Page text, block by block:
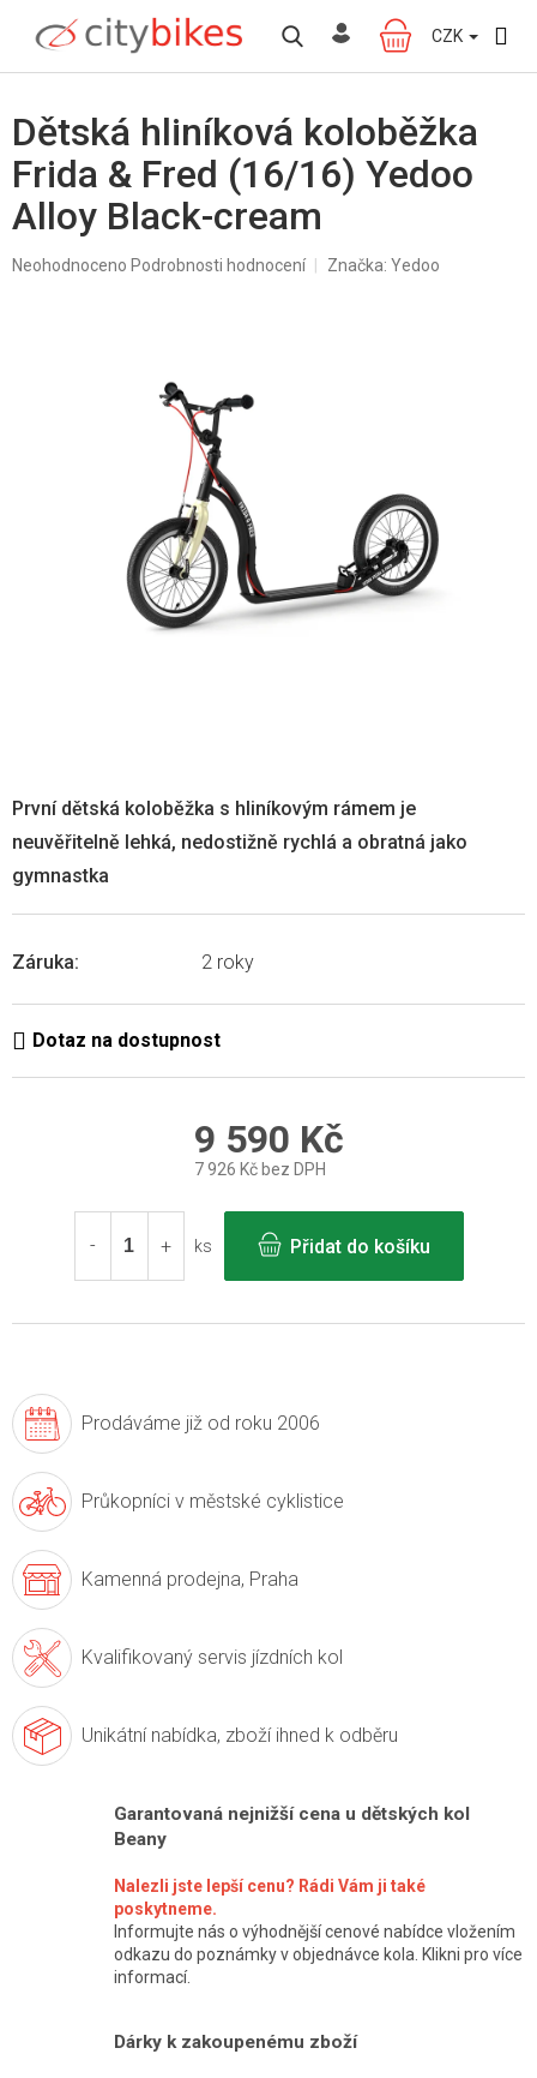
obsah
NÁKUPNÍ
KOŠÍK
CZK
Dětská hliníková koloběžka
Frida & Fred (16/16) Yedoo
Alloy Black-cream
Průměrné
Neohodnoceno Podrobnosti hodnocení Značka: Yedoo
Záruka: 2 roky
První dětská koloběžka s hliníkovým rámem je
neuvěřitelně lehká, nedostižně rychlá a obratná jako
gymnastka
9 590 Kč
7 926 Kč bez DPH
cena:
ks
Přidat do košíku
Prodáváme již od roku 2006
Průkopníci v městské cyklistice
Kamenná prodejna, Praha
Kvalifikovaný servis jízdních kol
Unikátní nabídka, zboží ihned k odběru
Garantovaná nejnižší cena u dětských kol
Beany
Nalezli jste lepší cenu? Rádi Vám ji také
poskytneme.
Informujte nás o výhodnější cenové nabídce vložením
odkazu do poznámky v objednávce kola. Klikni pro více
informací.
Dárky k zakoupenému zboží